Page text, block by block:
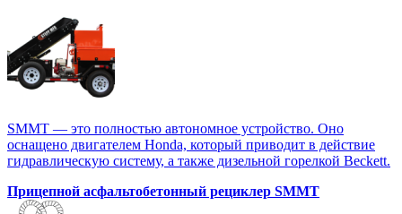
SMMT — это полностью автономное устройство. Оно
оснащено двигателем Honda, который приводит в действие
гидравлическую систему, а также дизельной горелкой Beckett.
Прицепной асфальтобетонный рециклер SMMT